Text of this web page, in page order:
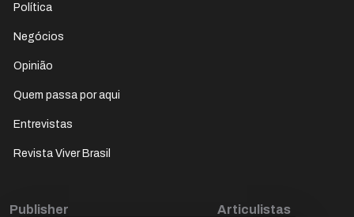
Política
Negócios
Opinião
Quem passa por aqui
Entrevistas
Revista Viver Brasil
Publisher
Articulistas